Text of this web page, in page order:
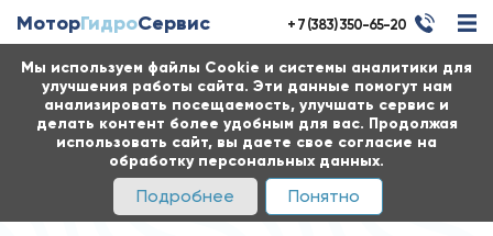
Мы используем файлы Cookie и системы аналитики для
улучшения работы сайта. Эти данные помогут нам
анализировать посещаемость, улучшать сервис и
делать контент более удобным для вас. Продолжая
использовать сайт, вы даете свое согласие на
обработку персональных данных.
Подробнее Понятно
МоторГидроСервис + 7 (383) 350-65-20